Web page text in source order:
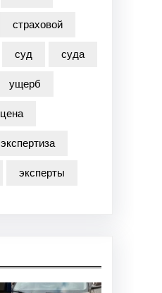
страховой
суд
суда
ущерб
цена
экспертиза
эксперты